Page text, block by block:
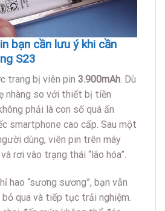
bạn cần lưu ý khi cần
S23
trang bị viên pin 3.900mAh. Dù
nhàng so với thiết bị tiền
phải là con số quá ấn
smartphone cao cấp. Sau một
dùng, viên pin trên máy
rơi vào trạng thái “lão hóa”.
hao “sương sương”, bạn vẫn
qua và tiếp tục trải nghiệm.